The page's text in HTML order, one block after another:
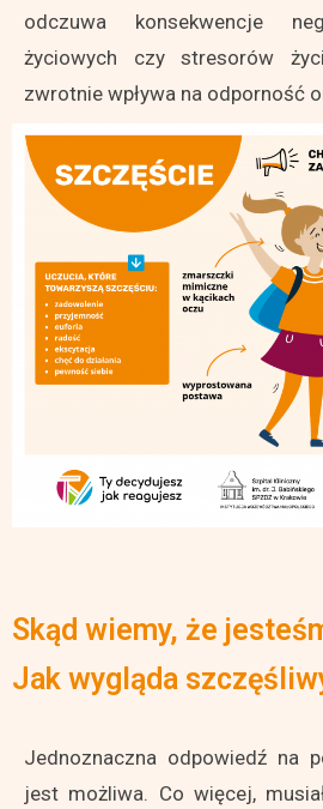
odczuwa konsekwencje
życiowych czy stresorów
zwrotnie wpływa na odporność
Skąd wiemy, że
Jak wygląda
Jednoznaczna odpowiedź na
jest możliwa. Co więcej,